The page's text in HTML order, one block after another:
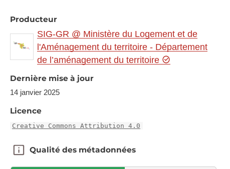
Producteur
SIG-GR @ Ministère du Logement et de
l'Aménagement du territoire - Département
de l’aménagement du territoire
Dernière mise à jour
14 janvier 2025
Licence
Creative Commons Attribution 4.0
Qualité des métadonnées
Qualité des métadonnées